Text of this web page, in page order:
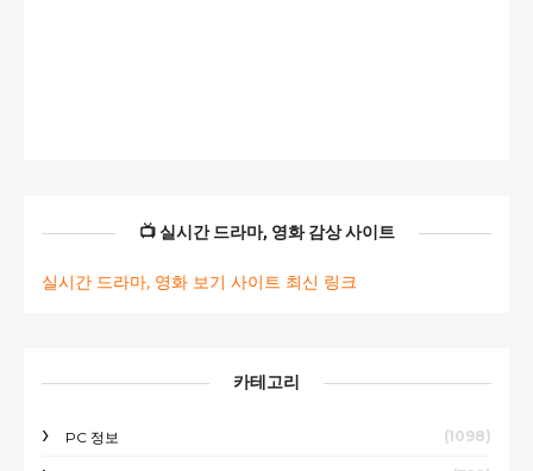
📺 실시간 드라마, 영화 감상 사이트
실시간 드라마, 영화 보기 사이트 최신 링크
카테고리
PC 정보 (1098)